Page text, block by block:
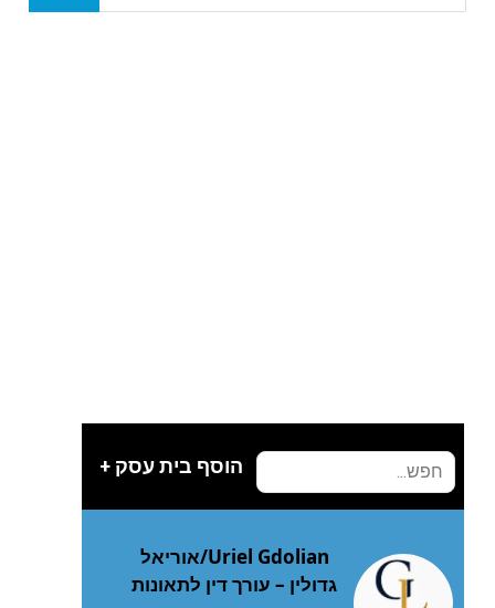
הוסף בית עסק +
Uriel Gdolian/אוריאל
גדולין – עורך דין לתאונות